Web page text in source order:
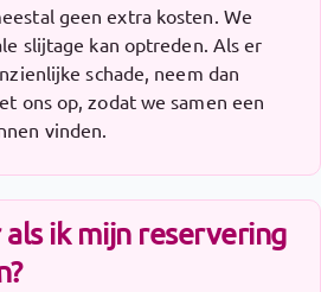
geen extra kosten. We
slijtage kan optreden. Als er
schade, neem dan
ons op, zodat we samen een
vinden.
ik mijn reservering